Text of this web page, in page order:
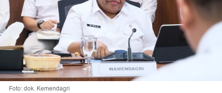
Foto: dok. Kemendagri